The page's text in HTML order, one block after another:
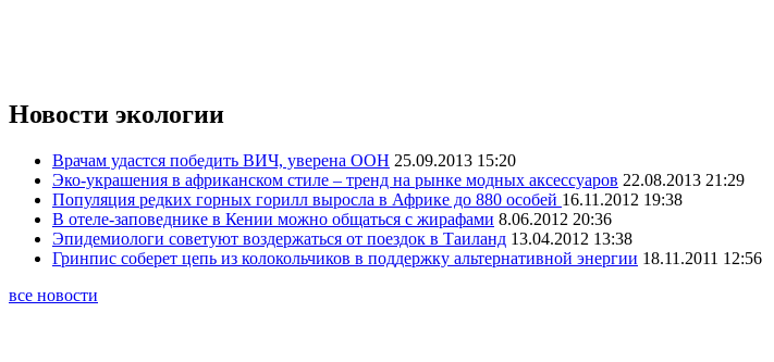
Новости экологии
Врачам удастся победить ВИЧ, уверена ООН 25.09.2013 15:20
Эко-украшения в африканском стиле – тренд на рынке модных аксессуаров 22.08.2013 21:29
Популяция редких горных горилл выросла в Африке до 880 особей 16.11.2012 19:38
В отеле-заповеднике в Кении можно общаться с жирафами 8.06.2012 20:36
Эпидемиологи советуют воздержаться от поездок в Таиланд 13.04.2012 13:38
Гринпис соберет цепь из колокольчиков в поддержку альтернативной энергии 18.11.2011 12:56
все новости